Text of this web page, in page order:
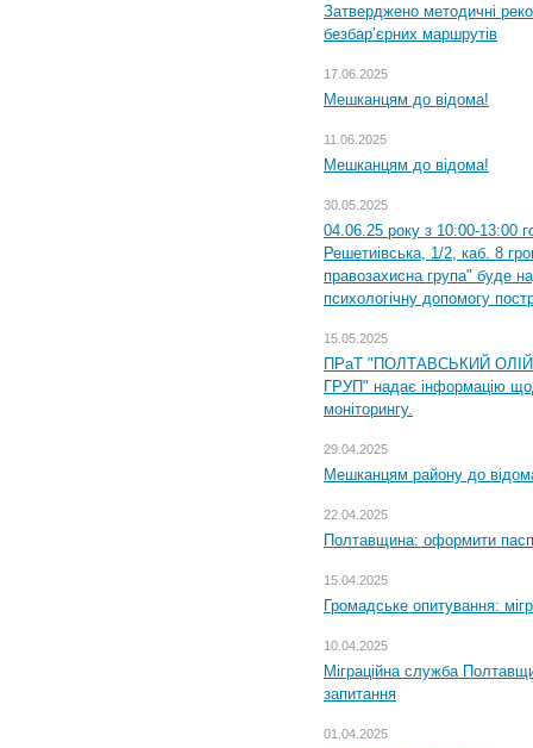
Затверджено методичні
безбар’єрних маршрутів
17.06.2025
Мешканцям до відома!
11.06.2025
Мешканцям до відома!
30.05.2025
04.06.25 року з 10:00-13:00
Решетиівська, 1/2, каб. 8
правозахисна група" буде
психологічну допомогу
15.05.2025
ПРаТ "ПОЛТАВСЬКИЙ
ГРУП" надає інформацію
моніторингу.
29.04.2025
Мешканцям району до
22.04.2025
Полтавщина: оформити
15.04.2025
Громадське опитування:
10.04.2025
Міграційна служба
запитання
01.04.2025